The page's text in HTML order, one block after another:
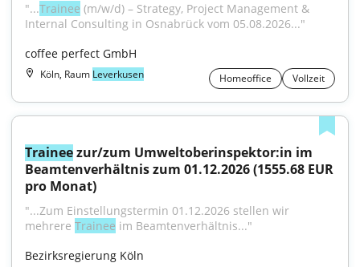
"...Trainee (m/w/d) – Strategy, Project Management &
Internal Consulting in Osnabrück vom 05.08.2026..."
coffee perfect GmbH
Köln, Raum Leverkusen Homeoffice Vollzeit
Trainee zur/zum Umweltoberinspektor:in im
Beamtenverhältnis zum 01.12.2026 (1555.68 EUR
pro Monat)
"...Zum Einstellungstermin 01.12.2026 stellen wir
mehrere Trainee im Beamtenverhältnis..."
Bezirksregierung Köln